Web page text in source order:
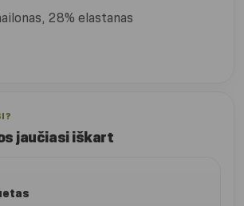
28% elastanas
jaučiasi iškart